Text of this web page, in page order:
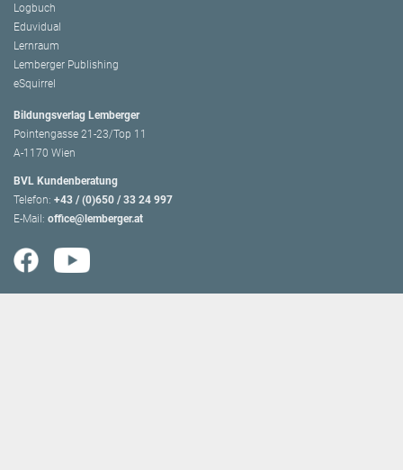
Logbuch
Eduvidual
Lernraum
Lemberger Publishing
eSquirrel
Bildungsverlag Lemberger
Pointengasse 21-23/Top 11
A-1170 Wien
BVL Kundenberatung
Telefon: +43 / (0)650 / 33 24 997
E-Mail: office@lemberger.at